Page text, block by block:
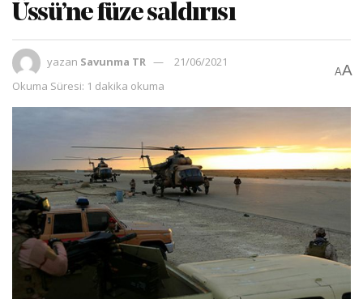
Üssü’ne füze saldırısı
yazan Savunma TR
21/06/2021
Okuma Süresi: 1 dakika okuma
AA